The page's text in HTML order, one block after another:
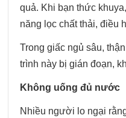
quả. Khi bạn thức
năng lọc chất thải, điều
Trong giấc ngủ sâu,
trình này bị gián đoạn,
Không uống đủ nước
Nhiều người lo ngại